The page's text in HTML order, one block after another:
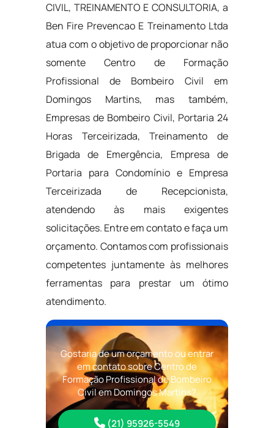
CIVIL, TREINAMENTO E CONSULTORIA, a
Ben Fire Prevencao E Treinamento Ltda
atua com o objetivo de proporcionar não
somente Centro de Formação
Profissional de Bombeiro Civil em
Domingos Martins, mas também,
Empresas de Bombeiro Civil, Portaria 24
Horas Terceirizada, Treinamento de
Brigada de Emergência, Empresa de
Portaria para Condomínio e Empresa
Terceirizada de Recepcionista,
atendendo às mais exigentes
solicitações. Entre em contato e faça um
orçamento. Contamos com profissionais
competentes juntamente às melhores
ferramentas para prestar um ótimo
atendimento.
Gostaria de um orçamento ou entrar
em contato sobre Centro de
Formação Profissional de Bombeiro
Civil em Domingos Martins?
(21) 95926-5549